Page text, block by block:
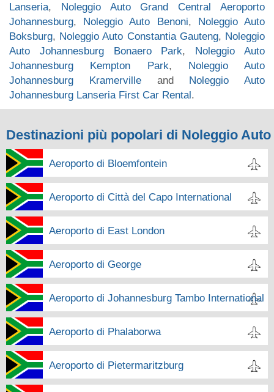
Lanseria, Noleggio Auto Grand Central Aeroporto
Johannesburg, Noleggio Auto Benoni, Noleggio Auto
Boksburg, Noleggio Auto Constantia Gauteng, Noleggio
Auto Johannesburg Bonaero Park, Noleggio Auto
Johannesburg Kempton Park, Noleggio Auto
Johannesburg Kramervilleand Noleggio Auto
Johannesburg Lanseria First Car Rental.
Destinazioni più popolari di Noleggio Auto
Aeroporto di Bloemfontein
Aeroporto di Città del Capo International
Aeroporto di East London
Aeroporto di George
Aeroporto di Johannesburg Tambo International
Aeroporto di Phalaborwa
Aeroporto di Pietermaritzburg